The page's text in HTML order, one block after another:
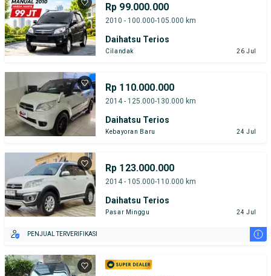
Rp 99.000.000
2010 - 100.000-105.000 km
Daihatsu Terios
Cilandak 26 Jul
Rp 110.000.000
2014 - 125.000-130.000 km
Daihatsu Terios
Kebayoran Baru 24 Jul
Rp 123.000.000
2014 - 105.000-110.000 km
Daihatsu Terios
Pasar Minggu 24 Jul
PENJUAL TERVERIFIKASI i